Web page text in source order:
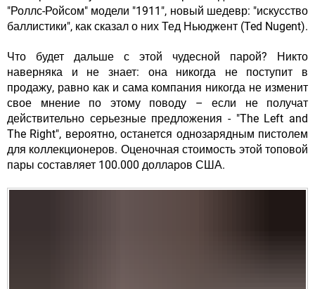
"Роллс-Ройсом" модели "1911", новый шедевр: "искусство
баллистики", как сказал о них Тед Ньюджент (Ted Nugent).
Что будет дальше с этой чудесной парой? Никто
наверняка и не знает: она никогда не поступит в
продажу, равно как и сама компания никогда не изменит
свое мнение по этому поводу – если не получат
действительно серьезные предложения - "The Left and
The Right", вероятно, останется однозарядным пистолем
для коллекционеров. Оценочная стоимость этой топовой
пары составляет 100.000 долларов США.